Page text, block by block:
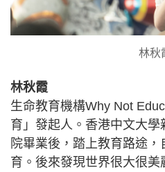
林秋
林秋霞
生命教育機構Why Not
育」發起人。香港中文大
院畢業後，踏上教育路途
育。後來發現世界很大很